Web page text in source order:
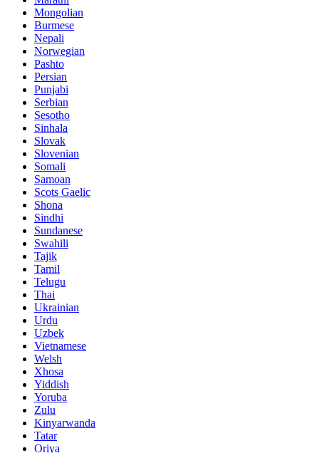
Mongolian
Burmese
Nepali
Norwegian
Pashto
Persian
Punjabi
Serbian
Sesotho
Sinhala
Slovak
Slovenian
Somali
Samoan
Scots Gaelic
Shona
Sindhi
Sundanese
Swahili
Tajik
Tamil
Telugu
Thai
Ukrainian
Urdu
Uzbek
Vietnamese
Welsh
Xhosa
Yiddish
Yoruba
Zulu
Kinyarwanda
Tatar
Oriya